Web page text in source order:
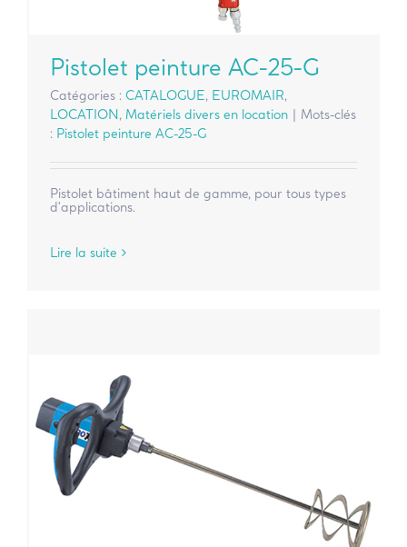
Pistolet peinture AC-25-G
Catégories : CATALOGUE, EUROMAIR,
LOCATION, Matériels divers en location | Mots-clés
: Pistolet peinture AC-25-G
Pistolet bâtiment haut de gamme, pour tous types
d'applications.
Lire la suite